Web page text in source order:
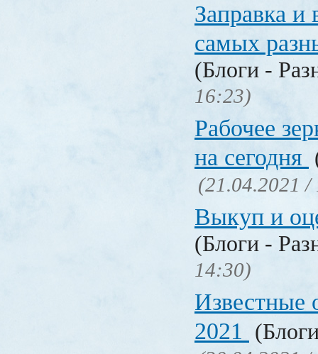
Заправка и
самых
(Блоги -
16:23)
Рабочее
на сегодня
(21.04.2021 /
Выкуп и
(Блоги -
14:30)
Известные
2021